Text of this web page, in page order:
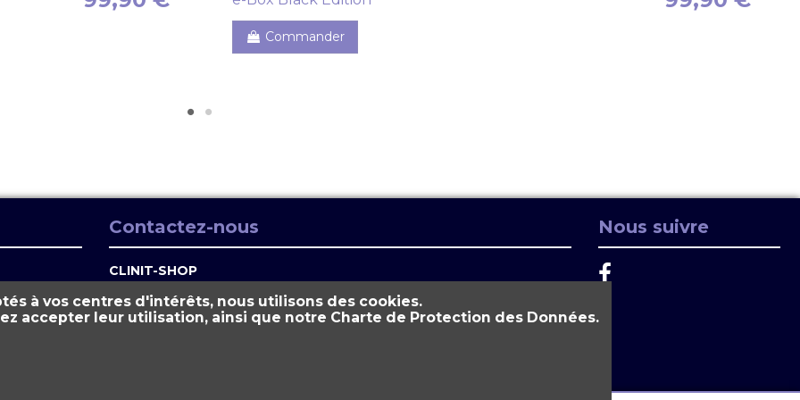
Commander
Contactez-nous
CLINIT-SHOP
06.01.49.62.30
contact@clinit-shop.com
Nous suivre
à vos centres d'intérêts, nous utilisons des cookies.
accepter leur utilisation, ainsi que notre Charte de Protection des Données.